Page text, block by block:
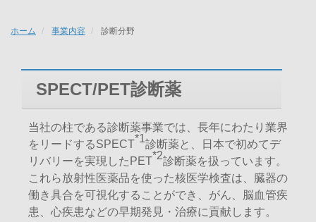
ホーム 事業内容 診断分野
SPECT/PET診断薬
当社の柱である診断薬事業では、長年にわたり業界
をリードするSPECT*1診断薬と、日本で初めてデ
リバリーを実現したPET*2診断薬を扱っています。
これら放射性医薬品を使った核医学検査は、臓器の
働き具合を可視化することができ、がん、脳血管疾
患、心疾患などの早期発見・治療に貢献します。